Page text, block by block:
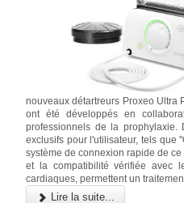
nouveaux détartreurs Proxeo Ultra
ont été développés en
professionnels de la prophylaxie.
exclusifs pour l'utilisateur, tels que
système de connexion rapide de
et la compatibilité vérifiée avec
cardiaques, permettent un
Lire la suite...